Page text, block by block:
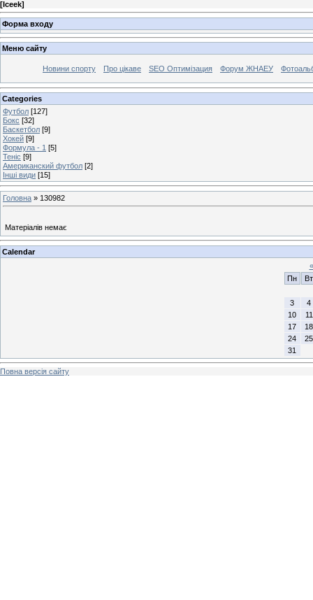
[Iceek]
Форма входу
Меню сайту
Новини спорту Про цікаве SEO Оптимізация Форум ЖНАЕУ
Categories
Футбол [127]
Бокс [32]
Баскетбол [9]
Хокей [9]
Формула - 1 [5]
Теніс [9]
Американский футбол [2]
Інші види [15]
Головна » 130982
Матеріалів немає
Calendar
«
Пн
Вт
3
4
10
11
17
18
24
25
31
Повна версія сайту